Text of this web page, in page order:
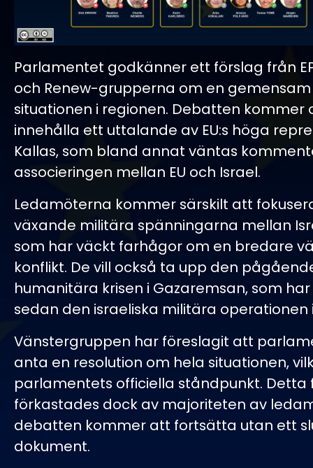
Parlamentet godkänner ett förslag från
och Renew-grupperna om en
situationen i regionen. Debatten kommer
innehålla ett uttalande av EU:s höga
Kallas, som bland annat väntas
associeringen mellan EU och Israel.
Ledamöterna kommer särskilt att
växande militära spänningarna mellan
som har väckt farhågor om en bredare
konflikt. De vill också ta upp den
humanitära krisen i Gazaremsan, som
sedan den israeliska militära operationen
Vänstergruppen har föreslagit att
anta en resolution om hela situationen,
parlamentets officiella ståndpunkt. Detta
förkastades dock av majoriteten av
debatten kommer att fortsätta utan ett
dokument.